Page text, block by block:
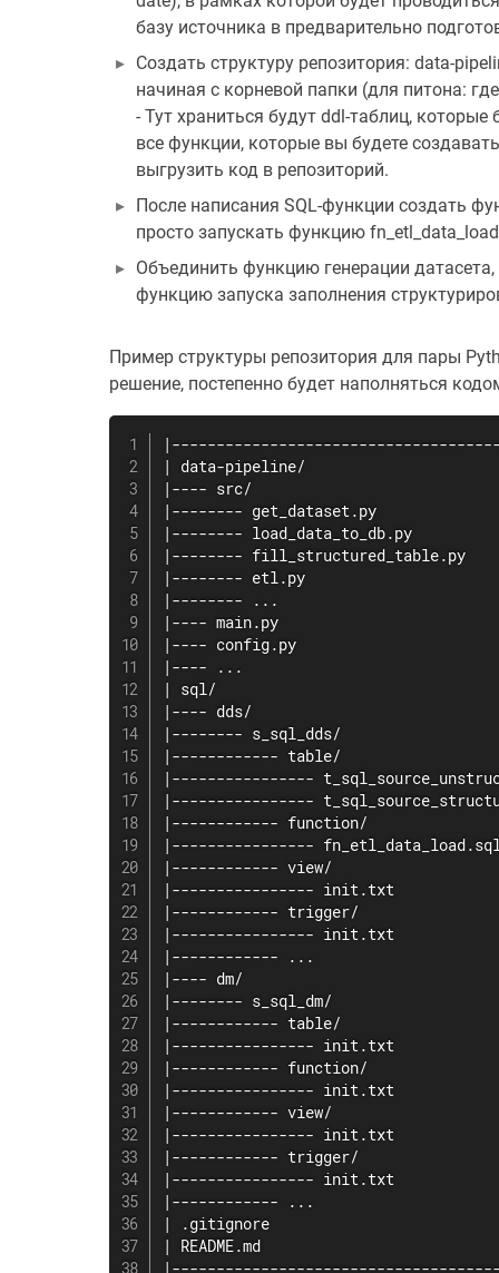
базу источника в предварительно
Создать структуру репозитория: data-
начиная с корневой папки (для питона:
- Тут храниться будут ddl-таблиц,
все функции, которые вы будете
выгрузить код в репозиторий.
После написания SQL-функции создать
просто запускать функцию
Объединить функцию генерации
функцию запуска заполнения
Пример структуры репозитория для пары
решение, постепенно будет наполняться
| data-pipeline/
|---- src/
|-------- get_dataset.py
|-------- load_data_to_db.py
|-------- fill_structured_table.py
|-------- etl.py
|-------- ...
|---- main.py
|---- config.py
|---- ...
| sql/
|---- dds/
|-------- s_sql_dds/
|------------ table/
|----------------
|----------------
|------------ function/
|----------------
|------------ view/
|---------------- init.txt
|------------ trigger/
|---------------- init.txt
|------------ ...
|---- dm/
|-------- s_sql_dm/
|------------ table/
|---------------- init.txt
|------------ function/
|---------------- init.txt
|------------ view/
|---------------- init.txt
|------------ trigger/
|---------------- init.txt
|------------ ...
| .gitignore
| README.md